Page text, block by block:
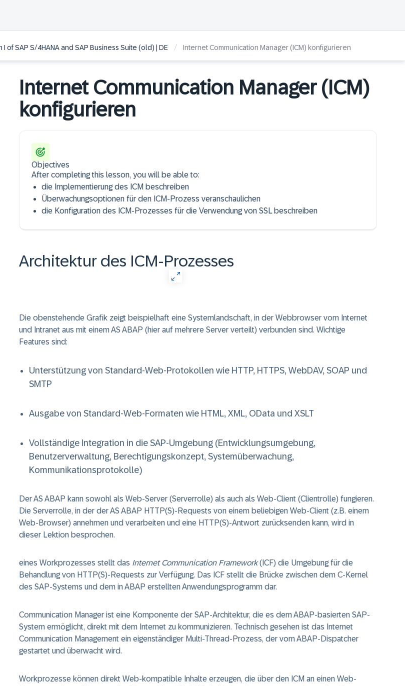
of SAP S/4HANA and SAP Business Suite (old) | DE / Internet Communication Manager (ICM) konfigurieren
Internet Communication Manager (ICM)
konfigurieren
Objectives
After completing this lesson, you will be able to:
die Implementierung des ICM beschreiben
Überwachungsoptionen für den ICM-Prozess veranschaulichen
die Konfiguration des ICM-Prozesses für die Verwendung von SSL beschreiben
Architektur des ICM-Prozesses
Die obenstehende Grafik zeigt beispielhaft eine Systemlandschaft, in der Webbrowser vom Internet
und Intranet aus mit einem AS ABAP (hier auf mehrere Server verteilt) verbunden sind. Wichtige
Features sind:
Unterstützung von Standard-Web-Protokollen wie HTTP, HTTPS, WebDAV, SOAP und
SMTP
Ausgabe von Standard-Web-Formaten wie HTML, XML, OData und XSLT
Vollständige Integration in die SAP-Umgebung (Entwicklungsumgebung,
Benutzerverwaltung, Berechtigungskonzept, Systemüberwachung,
Kommunikationsprotokolle)
Der AS ABAP kann sowohl als Web-Server (Serverrolle) als auch als Web-Client (Clientrolle) fungieren.
Die Serverrolle, in der der AS ABAP HTTP(S)-Requests von einem beliebigen Web-Client (z.B. einem
Web-Browser) annehmen und verarbeiten und eine HTTP(S)-Antwort zurücksenden kann, wird in
dieser Lektion besprochen.
eines Workprozesses stellt das Internet Communication Framework(ICF) die Umgebung für die
Behandlung von HTTP(S)-Requests zur Verfügung. Das ICF stellt die Brücke zwischen dem C-Kernel
des SAP-Systems und dem in ABAP erstellten Anwendungsprogramm dar.
Communication Manager ist eine Komponente der SAP-Architektur, die es dem ABAP-basierten SAP-
System ermöglicht, direkt mit dem Internet zu kommunizieren. Technisch gesehen ist das Internet
Communication Management ein eigenständiger Multi-Thread-Prozess, der vom ABAP-Dispatcher
gestartet und überwacht wird.
Workprozesse können direkt Web-kompatible Inhalte erzeugen, die über den ICM an einen Web-